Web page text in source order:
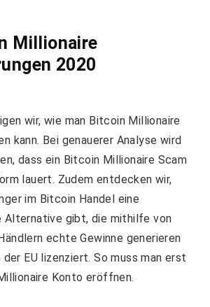
Millionaire
2020
wir, wie man Bitcoin Millionaire
kann. Bei genauerer Analyse wird
dass ein Bitcoin Millionaire Scam
lauert. Zudem entdecken wir,
im Bitcoin Handel eine
Alternative gibt, die mithilfe von
echte Gewinne generieren
der EU lizenziert. So muss man erst
Konto eröffnen.